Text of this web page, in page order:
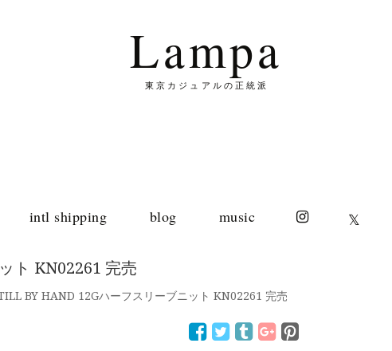
Lampa
東京カジュアルの正統派
intl shipping blog music 𝕏
ト KN02261 完売
BY HAND 12Gハーフスリーブニット KN02261 完売